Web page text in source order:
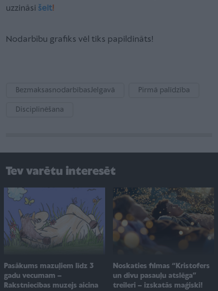
uzzināsi šeit!
Nodarbību grafiks vēl tiks papildināts!
BezmaksasnodarbībasJelgavā Pirmā palīdzība
Disciplinēšana
Tev varētu interesēt
Pasākums mazuļiem līdz 3
gadu vecumam –
Rakstniecības muzejs aicina
Noskaties filmas “Kristofers
un divu pasauļu atslēga”
treileri – izskatās maģiski!